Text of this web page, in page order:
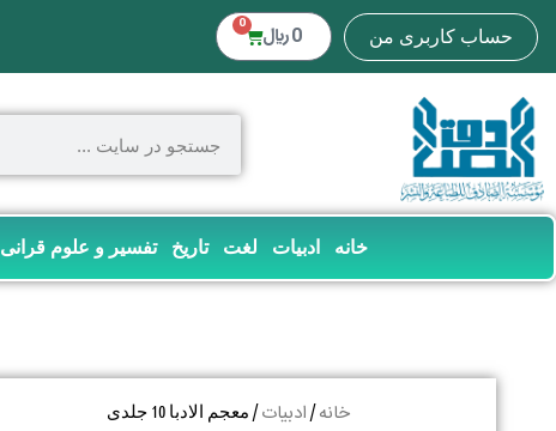
حساب کاربری من 0 ﷼ 0
خانه ادبیات لغت تاریخ تفسیر و علوم قرانی
خانه/ ادبیات/ معجم الادبا 10 جلدی